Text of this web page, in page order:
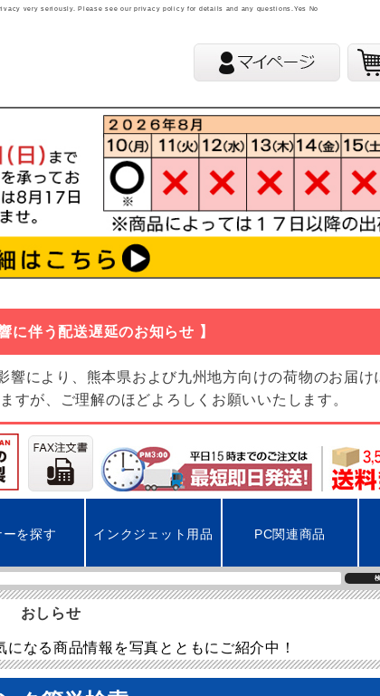
に伴う配送遅延のお知らせ 】
により、熊本県および九州地方向けの荷物のお届け
すが、ご理解のほどよろしくお願いいたします。
ーを探す インクジェット用品 PC関連商品
おしらせ
なる商品情報を写真とともにご紹介中！
very seriously. Please see our privacy policy for details and any questions.Yes No